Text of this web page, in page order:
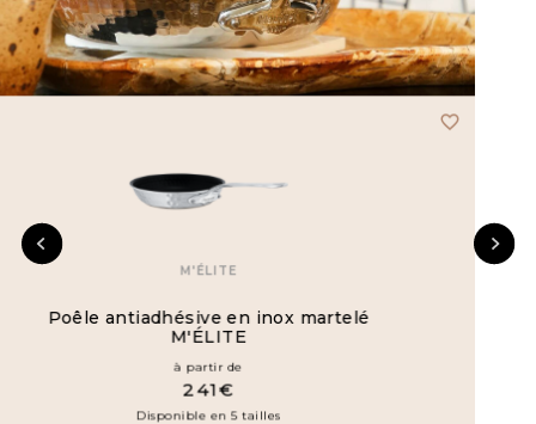
favorite_border
M'ÉLITE
Poêle antiadhésive en inox martelé
M'ÉLITE
à partir de
241€
Disponible en 5 tailles